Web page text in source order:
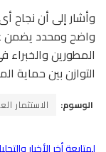
وأشار إلى أن نجاح
واضح ومحدد يضمن
المطورين
التوازن بين حماية
الوسوم: الاستثمار